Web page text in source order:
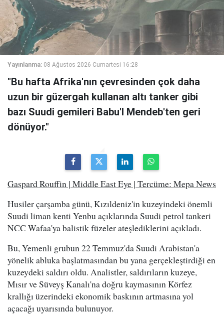
Yayınlanma: 08 Ağustos 2026 Cumartesi 16:28
"Bu hafta Afrika'nın çevresinden çok daha
uzun bir güzergah kullanan altı tanker gibi
bazı Suudi gemileri Babu'l Mendeb'ten geri
dönüyor."
Gaspard Rouffin | Middle East Eye | Tercüme: Mepa News
Husiler çarşamba günü, Kızıldeniz'in kuzeyindeki önemli
Suudi liman kenti Yenbu açıklarında Suudi petrol tankeri
NCC Wafaa'ya balistik füzeler ateşlediklerini açıkladı.
Bu, Yemenli grubun 22 Temmuz'da Suudi Arabistan'a
yönelik abluka başlatmasından bu yana gerçekleştirdiği en
kuzeydeki saldırı oldu. Analistler, saldırıların kuzeye,
Mısır ve Süveyş Kanalı'na doğru kaymasının Körfez
krallığı üzerindeki ekonomik baskının artmasına yol
açacağı uyarısında bulunuyor.